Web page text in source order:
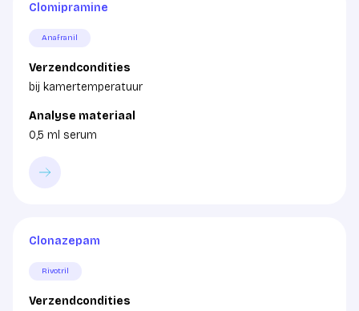
Clomipramine
Anafranil
Verzendcondities
bij kamertemperatuur
Analyse materiaal
0,5 ml serum
Clonazepam
Rivotril
Verzendcondities